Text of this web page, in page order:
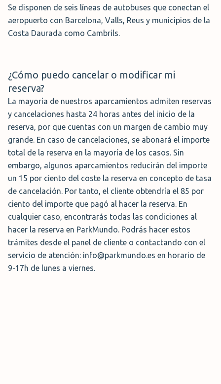
un servicio confiable y la tranquilidad de dejar tu
vehículo en manos expertas mientras estás fuera.
También es posible dejar tu motocicleta gratis frente a la
Parking Oficial P2
El parking de Aena en Reus pone a tu
disposición el parking P2. Este se encuentra
a pocos minutos del aeropuerto de Reus.
Tu llegada a la terminal la podrás realizar
andando en 2 -3 minutos. El parking General P2 de Reus
es una opción con precios más elevados, pero, como
aspecto positivo, puedes acceder al aeropuerto a pie.
Este aparcamiento cuenta con más de 500 plazas de
parking cubiertas, perímetro vallado y barrera de
entrada.
Precio:
76,50 €/semana
Servicio: Plazas descubiertas y cubiertas con servicio de
lanzadera
Se disponen de seis líneas de autobuses que conectan el
aeropuerto con Barcelona, Valls, Reus y municipios de la
Costa Daurada como Cambrils.
¿Cómo puedo cancelar o modificar mi
reserva?
La mayoría de nuestros aparcamientos admiten reservas
y cancelaciones hasta 24 horas antes del inicio de la
reserva, por que cuentas con un margen de cambio muy
grande. En caso de cancelaciones, se abonará el importe
total de la reserva en la mayoría de los casos. Sin
embargo, algunos aparcamientos reducirán del importe
un 15 por ciento del coste la reserva en concepto de tasa
de cancelación. Por tanto, el cliente obtendría el 85 por
ciento del importe que pagó al hacer la reserva. En
cualquier caso, encontrarás todas las condiciones al
hacer la reserva en ParkMundo. Podrás hacer estos
trámites desde el panel de cliente o contactando con el
servicio de atención: info@parkmundo.es en horario de
9-17h de lunes a viernes.